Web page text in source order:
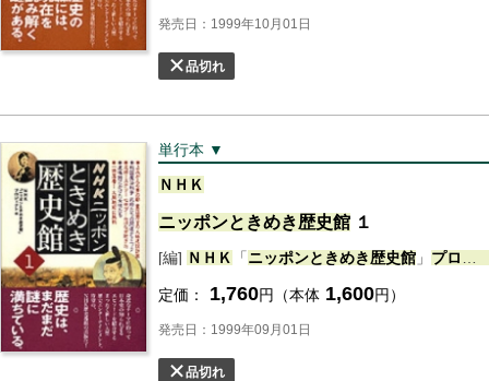
発売日：1999年10月01日
品切れ
単行本 ▼
ＮＨＫ
ニッポンときめき歴史館 １
[編] ＮＨＫ 「ニッポンときめき歴史館 」 プロジェクト
定価： 1,760円（本体 1,600円）
発売日：1999年09月01日
品切れ